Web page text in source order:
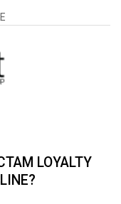
LOYALTY